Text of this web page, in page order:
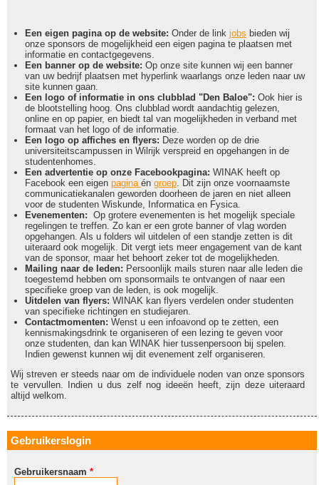
Een eigen pagina op de website: Onder de link jobs bieden wij
onze sponsors de mogelijkheid een eigen pagina te plaatsen met
informatie en contactgegevens.
Een banner op de website: Op onze site kunnen wij een banner
van uw bedrijf plaatsen met hyperlink waarlangs onze leden naar uw
site kunnen gaan.
Een logo of informatie in ons clubblad "Den Baloe": Ook hier is
de blootstelling hoog. Ons clubblad wordt aandachtig gelezen,
online en op papier, en biedt tal van mogelijkheden in verband met
formaat van het logo of de informatie.
Een logo op affiches en flyers: Deze worden op de drie
universiteitscampussen in Wilrijk verspreid en opgehangen in de
studentenhomes.
Een advertentie op onze Facebookpagina: WINAK heeft op
Facebook een eigen pagina én groep. Dit zijn onze voornaamste
communicatiekanalen geworden doorheen de jaren en niet alleen
voor de studenten Wiskunde, Informatica en Fysica.
Evenementen: Op grotere evenementen is het mogelijk speciale
regelingen te treffen. Zo kan er een grote banner of vlag worden
opgehangen. Als u folders wil uitdelen of een standje zetten is dit
uiteraard ook mogelijk. Dit vergt iets meer engagement van de kant
van de sponsor, maar het behoort zeker tot de mogelijkheden.
Mailing naar de leden: Persoonlijk mails sturen naar alle leden die
toegestemd hebben om sponsormails te ontvangen of naar een
specifieke groep van de leden, is ook mogelijk.
Uitdelen van flyers: WINAK kan flyers verdelen onder studenten
van specifieke richtingen en studiejaren.
Contactmomenten: Wenst u een infoavond op te zetten, een
kennismakingsdrink te organiseren of een lezing te geven voor
onze studenten, dan kan WINAK hier tussenpersoon bij spelen.
Indien gewenst kunnen wij dit evenement zelf organiseren.
Wij streven er steeds naar om de individuele noden van onze sponsors
te vervullen. Indien u dus zelf nog ideeën heeft, zijn deze uiteraard
altijd welkom.
Gebruikerslogin
Gebruikersnaam *